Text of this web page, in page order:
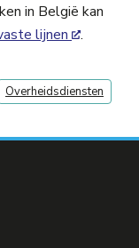
in België kan
lijnen .
Overheidsdiensten